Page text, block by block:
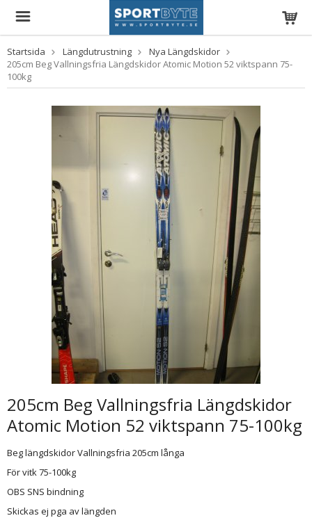
Startsida Längdutrustning
Nya Längdskidor
205cm Beg Vallningsfria Längdskidor Atomic Motion 52 viktspann 75-
100kg
205cm Beg Vallningsfria Längdskidor
Atomic Motion 52 viktspann 75-100kg
Beg längdskidor Vallningsfria 205cm långa
För vitk 75-100kg
OBS SNS bindning
Skickas ej pga av längden